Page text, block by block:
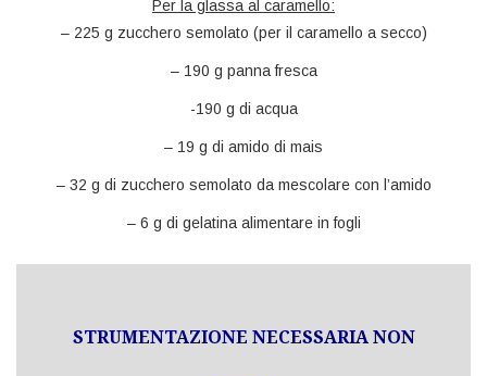
Per la glassa al caramello:
– 225 g zucchero semolato (per il caramello a secco)
– 190 g panna fresca
-190 g di acqua
– 19 g di amido di mais
– 32 g di zucchero semolato da mescolare con l’amido
– 6 g di gelatina alimentare in fogli
STRUMENTAZIONE NECESSARIA NON